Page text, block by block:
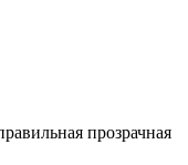
прозрачная